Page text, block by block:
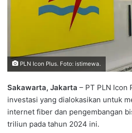
PLN Icon Plus. Foto: istimewa.
Sakawarta, Jakarta – PT PLN Icon
investasi yang dialokasikan untuk
internet fiber dan pengembangan
triliun pada tahun 2024 ini.